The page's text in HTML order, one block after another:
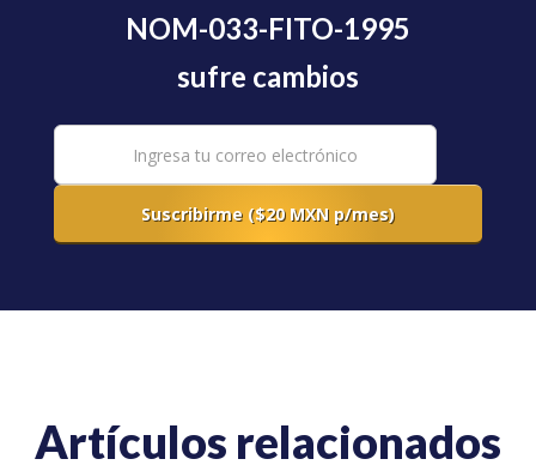
NOM-033-FITO-1995
sufre cambios
Artículos relacionados